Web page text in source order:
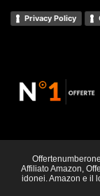
Privacy Policy
Affiliato Amazon,
idonei. Amazon e il